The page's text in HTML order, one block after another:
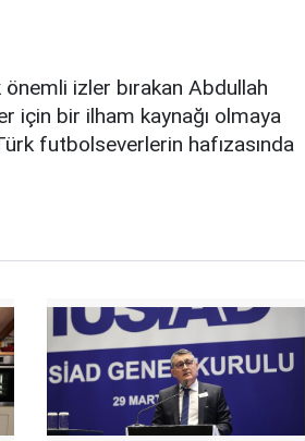
izler bırakan Abdullah
için bir ilham kaynağı olmaya
futbolseverlerin hafızasında